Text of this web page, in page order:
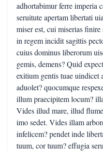
adhortabimur ferre imperia
seruitute apertam libertati
miser est, cui miserias
in regem incidit sagittis
cuius dominus liberorum
gemis, demens? Quid
exitium gentis tuae uindicet
aduolet? quocumque
illum praecipitem locum?
Vides illud mare, illud
imo sedet. Vides illam
infelicem? pendet inde
tuum, cor tuum? effugia